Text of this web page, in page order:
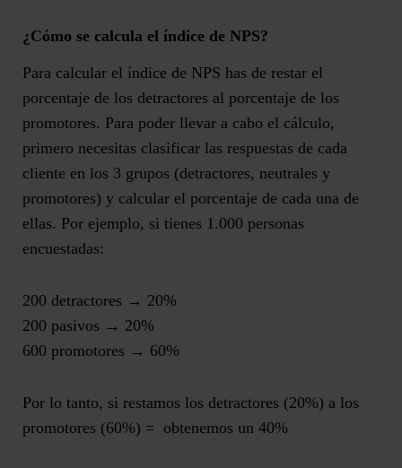
¿Cómo se calcula el índice de NPS?
Para calcular el índice de NPS has de restar el
porcentaje de los detractores al porcentaje de los
promotores. Para poder llevar a cabo el cálculo,
primero necesitas clasificar las respuestas de cada
cliente en los 3 grupos (detractores, neutrales y
promotores) y calcular el porcentaje de cada una de
ellas. Por ejemplo, si tienes 1.000 personas
encuestadas:
200 detractores → 20%
200 pasivos → 20%
600 promotores → 60%
Por lo tanto, si restamos los detractores (20%) a los
promotores (60%) = obtenemos un 40%